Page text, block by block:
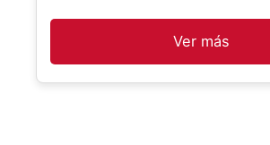
Ver más